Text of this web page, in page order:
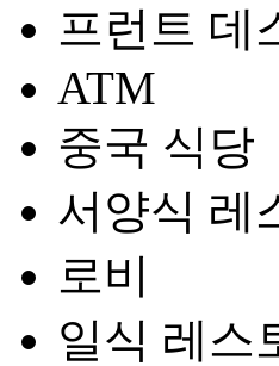
프런트 데
ATM
중국 식당
서양식 레
로비
일식 레스